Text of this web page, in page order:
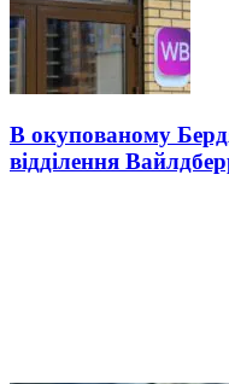
В окупованому
відділення